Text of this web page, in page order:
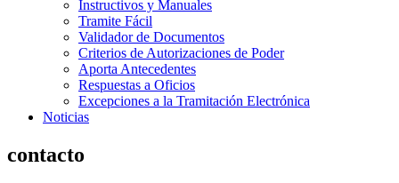
Instructivos y Manuales
Tramite Fácil
Validador de Documentos
Criterios de Autorizaciones de Poder
Aporta Antecedentes
Respuestas a Oficios
Excepciones a la Tramitación Electrónica
Noticias
contacto